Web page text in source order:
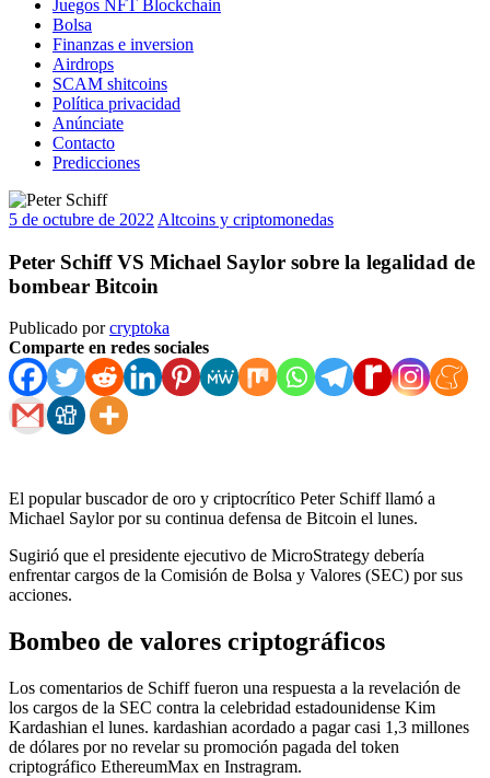
Juegos NFT Blockchain
Bolsa
Finanzas e inversion
Airdrops
SCAM shitcoins
Política privacidad
Anúnciate
Contacto
Predicciones
5 de octubre de 2022 Altcoins y criptomonedas
Peter Schiff VS Michael Saylor sobre la legalidad de
bombear Bitcoin
Publicado porcryptoka
Comparte en redes sociales
El popular buscador de oro y criptocrítico Peter Schiff llamó a
Michael Saylor por su continua defensa de Bitcoin el lunes.
Sugirió que el presidente ejecutivo de MicroStrategy debería
enfrentar cargos de la Comisión de Bolsa y Valores (SEC) por sus
acciones.
Bombeo de valores criptográficos
Los comentarios de Schiff fueron una respuesta a la revelación de
los cargos de la SEC contra la celebridad estadounidense Kim
Kardashian el lunes. kardashian acordado a pagar casi 1,3 millones
de dólares por no revelar su promoción pagada del token
criptográfico EthereumMax en Instragram.